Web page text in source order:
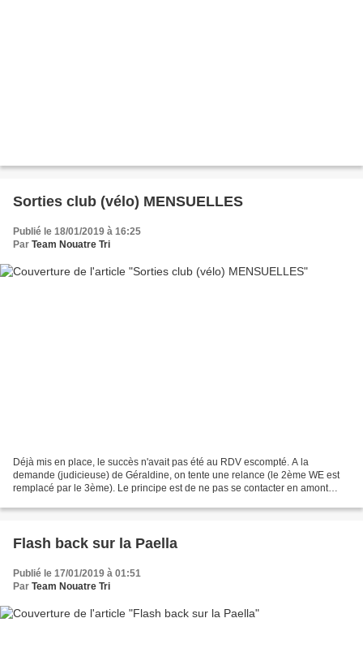
Sorties club (vélo) MENSUELLES
Publié le 18/01/2019 à 16:25
Par Team Nouatre Tri
Déjà mis en place, le succès n'avait pas été au RDV escompté. A la
demande (judicieuse) de Géraldine, on tente une relance (le 2ème WE est
remplacé par le 3ème). Le principe est de ne pas se contacter en amont
Flash back sur la Paella
Publié le 17/01/2019 à 01:51
Par Team Nouatre Tri